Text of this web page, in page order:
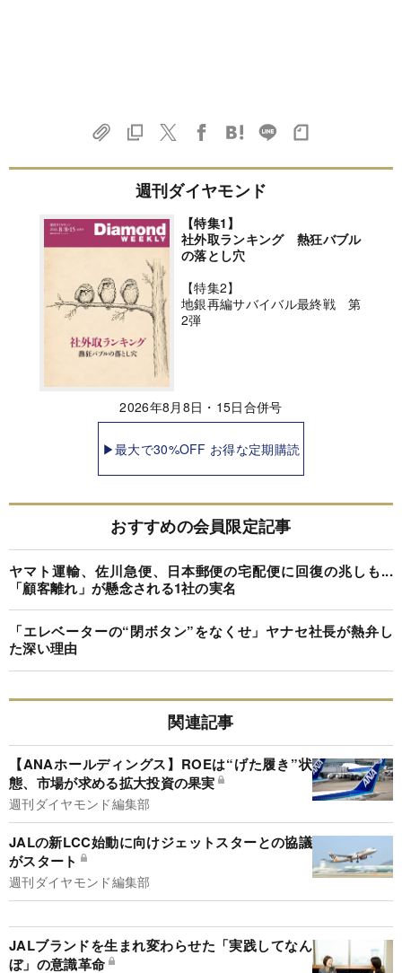
週刊ダイヤモンド
【特集1】
社外取ランキング 熱狂バブル
の落とし穴
【特集2】
地銀再編サバイバル最終戦 第
2弾
2026年8月8日・15日合併号
▶最大で30%OFF お得な定期購読
おすすめの会員限定記事
ヤマト運輸、佐川急便、日本郵便の宅配便に回復の兆しも...
「顧客離れ」が懸念される1社の実名
「エレベーターの“閉ボタン”をなくせ」ヤナセ社長が熱弁し
た深い理由
関連記事
【ANAホールディングス】ROEは“げた履き”状
態、市場が求める拡大投資の果実
週刊ダイヤモンド編集部
JALの新LCC始動に向けジェットスターとの協議
がスタート
週刊ダイヤモンド編集部
JALブランドを生まれ変わらせた「実践してなん
ぼ」の意識革命